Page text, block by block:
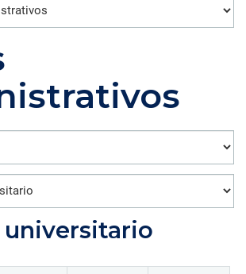
universitario